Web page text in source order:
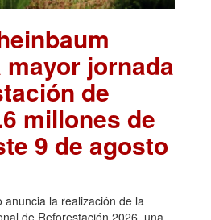
jornada
de
millones de
9 de agosto
anuncia la realización de la